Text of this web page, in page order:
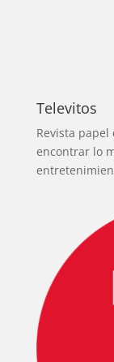
Televitos
Revista
encontrar lo